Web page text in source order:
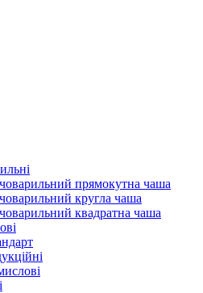
прямокутна чаша
кругла чаша
квадратна чаша